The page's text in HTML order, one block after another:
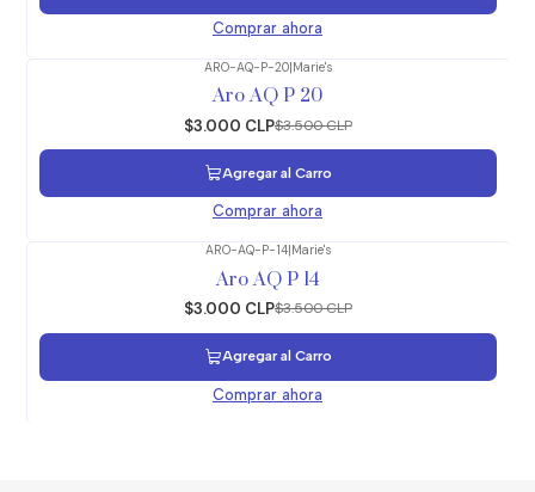
Comprar ahora
ARO-AQ-P-20|Marie's
Aro AQ P 20
$3.000 CLP$3.500 CLP
Agregar al Carro
Comprar ahora
ARO-AQ-P-14|Marie's
Aro AQ P 14
$3.000 CLP$3.500 CLP
Agregar al Carro
Comprar ahora